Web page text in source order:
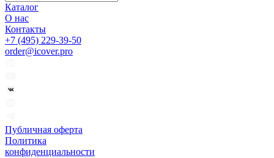
Каталог
О нас
Контакты
+7 (495) 229-39-50
order@icover.pro
Публичная оферта
Политика
конфиденциальности